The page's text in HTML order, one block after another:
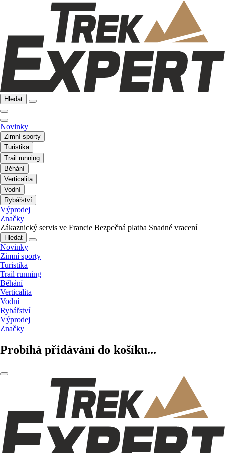
Hledat
Novinky
Zimní sporty
Turistika
Trail running
Běhání
Verticalita
Vodní
Rybářství
Výprodej
Značky
Zákaznický servis ve Francie Bezpečná platba Snadné vracení
Hledat
Novinky
Zimní sporty
Turistika
Trail running
Běhání
Verticalita
Vodní
Rybářství
Výprodej
Značky
Probíhá přidávání do košíku...